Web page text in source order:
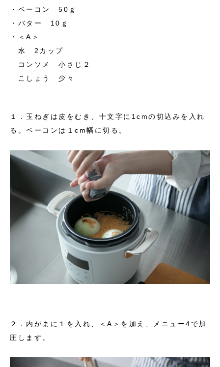
・ベーコン 50ｇ
・バター 10ｇ
・＜A＞
水 2カップ
コンソメ 小さじ２
こしょう 少々
１．玉ねぎは皮をむき、十文字に1cmの切込みを入れ
る。ベーコンは１cm幅に切る。
２．内がまに１を入れ、＜A＞を加え、メニュー4で加
圧します。